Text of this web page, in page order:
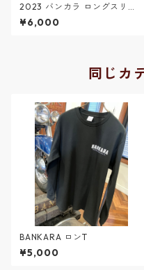
2023 バンカラ ロングスリー
ブＴシャツ 黒
¥6,000
同じカ
BANKARA ロンT
¥5,000